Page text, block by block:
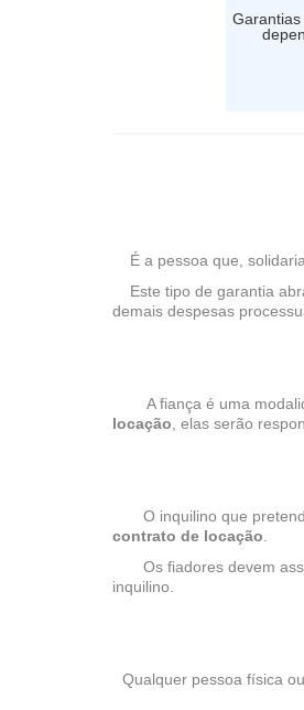
É a pessoa que,
Este tipo de garantia
demais despesas
A fiança é uma
locação, elas serão
O inquilino que pretende
contrato de locação.
Os fiadores devem
inquilino.
Qualquer pessoa física